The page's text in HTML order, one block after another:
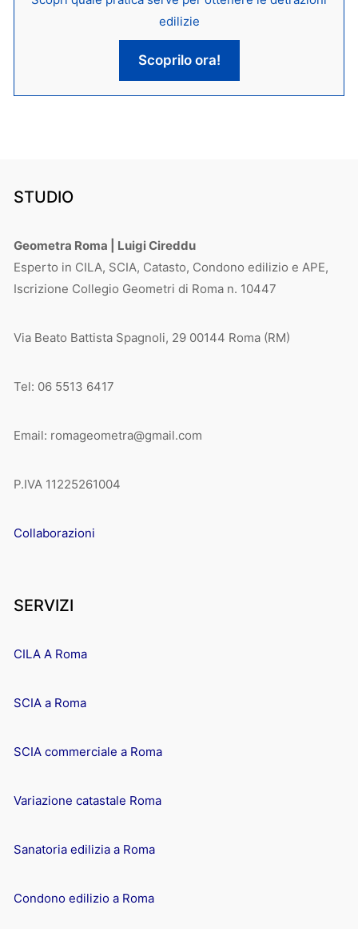
edilizie
Scoprilo ora!
STUDIO
Geometra Roma | Luigi Cireddu
Esperto in CILA, SCIA, Catasto, Condono edilizio e APE,
Iscrizione Collegio Geometri di Roma n. 10447
Via Beato Battista Spagnoli, 29 00144 Roma (RM)
Tel: 06 5513 6417
Email: romageometra@gmail.com
P.IVA 11225261004
Collaborazioni
SERVIZI
CILA A Roma
SCIA a Roma
SCIA commerciale a Roma
Variazione catastale Roma
Sanatoria edilizia a Roma
Condono edilizio a Roma